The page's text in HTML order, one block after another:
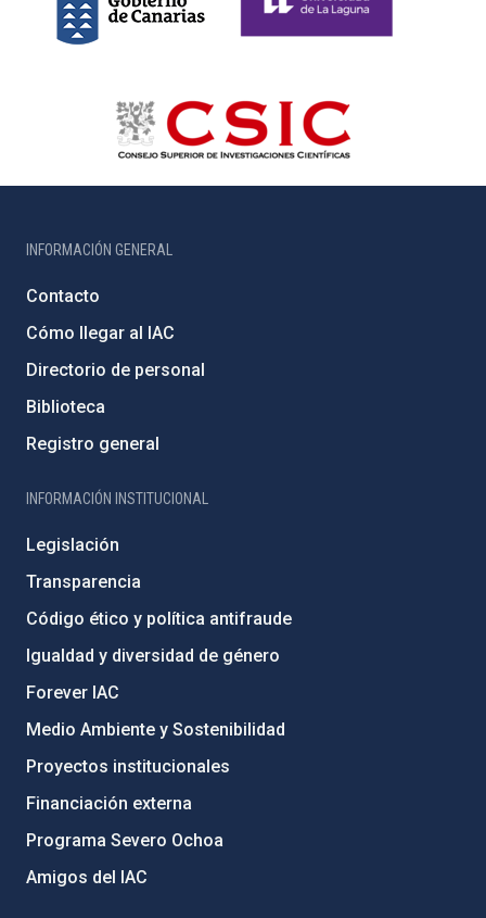
INFORMACIÓN GENERAL
Contacto
Cómo llegar al IAC
Directorio de personal
Biblioteca
Registro general
INFORMACIÓN INSTITUCIONAL
Legislación
Transparencia
Código ético y política antifraude
Igualdad y diversidad de género
Forever IAC
Medio Ambiente y Sostenibilidad
Proyectos institucionales
Financiación externa
Programa Severo Ochoa
Amigos del IAC